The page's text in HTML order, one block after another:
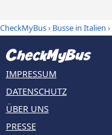
CheckMyBus› Busse in Italien ›
IMPRESSUM
DATENSCHUTZ
ÜBER UNS
PRESSE